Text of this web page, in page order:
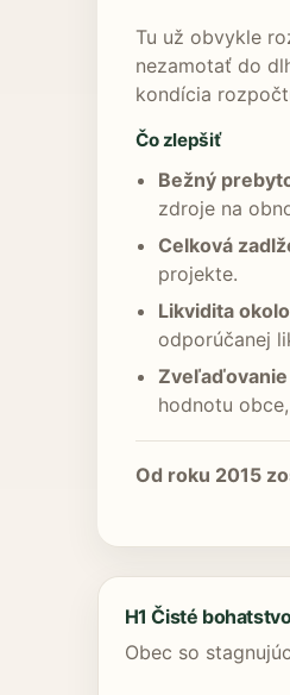
Tu už obvykle
nezamotať do
kondícia
Čo zlepšiť
Bežný
zdroje na
Celková
projekte.
Likvidita
odporúčanej
hodnotu
Od roku 2015
H1 Čisté
Obec so